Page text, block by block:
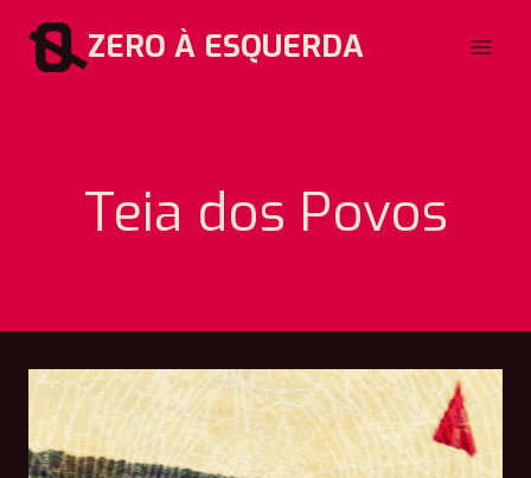
para
ZERO À ESQUERDA
Teia dos Povos